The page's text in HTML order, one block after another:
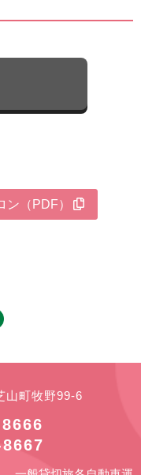
ン（PDF）
山町牧野99-6